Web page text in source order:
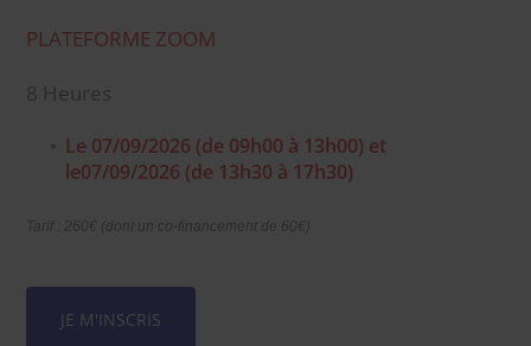
PLATEFORME ZOOM
8 Heures
Le 07/09/2026 (de 09h00 à 13h00) et
le07/09/2026 (de 13h30 à 17h30)
Tarif : 260€ (dont un co-financement de 60€)
JE M'INSCRIS